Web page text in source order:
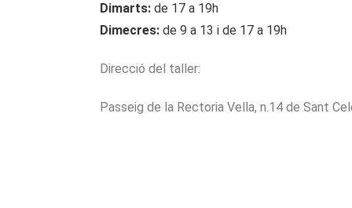
Dimarts: de 17 a 19h
Dimecres: de 9 a 13 i de 17 a 19h
Direcció del taller:
Passeig de la Rectoria Vella, n.14 de Sant